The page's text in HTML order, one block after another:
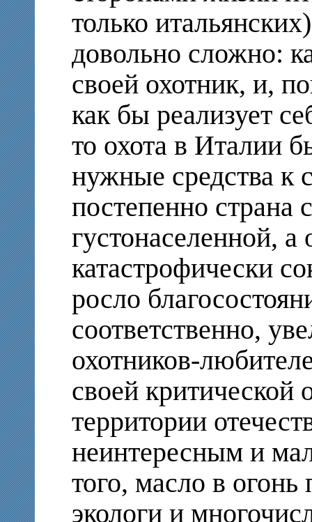
только
довольно сложно:
своей охотник, и,
как бы реализует
то охота в Италии
нужные средства к
постепенно страна
густонаселенной, а
катастрофически
росло
соответственно,
охотников-
своей критической
территории
неинтересным и
того, масло в
экологи и